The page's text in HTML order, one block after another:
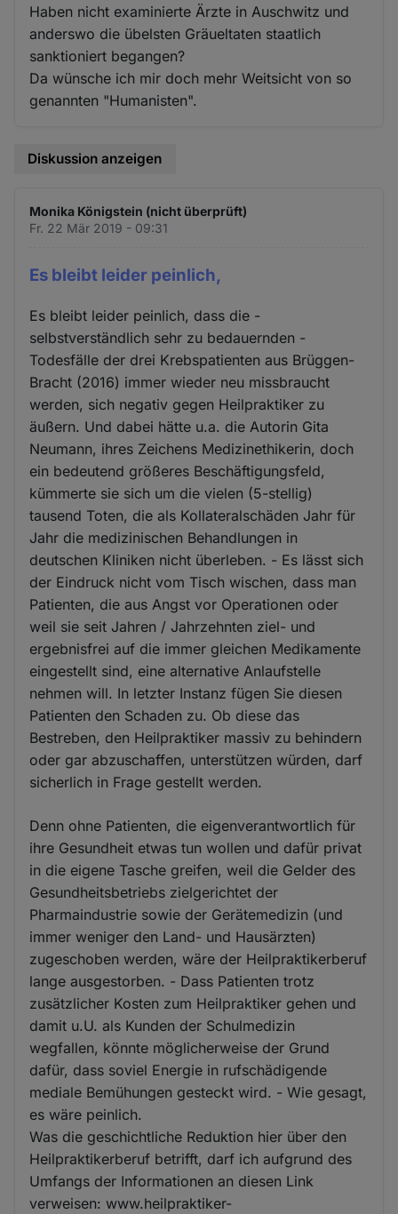
Haben nicht examinierte Ärzte in Auschwitz und
anderswo die übelsten Gräueltaten staatlich
sanktioniert begangen?
Da wünsche ich mir doch mehr Weitsicht von so
genannten "Humanisten".
Diskussion anzeigen
Monika Königstein (nicht überprüft)
Fr. 22 Mär 2019 - 09:31
Es bleibt leider peinlich,
Es bleibt leider peinlich, dass die -
selbstverständlich sehr zu bedauernden -
Todesfälle der drei Krebspatienten aus Brüggen-
Bracht (2016) immer wieder neu missbraucht
werden, sich negativ gegen Heilpraktiker zu
äußern. Und dabei hätte u.a. die Autorin Gita
Neumann, ihres Zeichens Medizinethikerin, doch
ein bedeutend größeres Beschäftigungsfeld,
kümmerte sie sich um die vielen (5-stellig)
tausend Toten, die als Kollateralschäden Jahr für
Jahr die medizinischen Behandlungen in
deutschen Kliniken nicht überleben. - Es lässt sich
der Eindruck nicht vom Tisch wischen, dass man
Patienten, die aus Angst vor Operationen oder
weil sie seit Jahren / Jahrzehnten ziel- und
ergebnisfrei auf die immer gleichen Medikamente
eingestellt sind, eine alternative Anlaufstelle
nehmen will. In letzter Instanz fügen Sie diesen
Patienten den Schaden zu. Ob diese das
Bestreben, den Heilpraktiker massiv zu behindern
oder gar abzuschaffen, unterstützen würden, darf
sicherlich in Frage gestellt werden.
Denn ohne Patienten, die eigenverantwortlich für
ihre Gesundheit etwas tun wollen und dafür privat
in die eigene Tasche greifen, weil die Gelder des
Gesundheitsbetriebs zielgerichtet der
Pharmaindustrie sowie der Gerätemedizin (und
immer weniger den Land- und Hausärzten)
zugeschoben werden, wäre der Heilpraktikerberuf
lange ausgestorben. - Dass Patienten trotz
zusätzlicher Kosten zum Heilpraktiker gehen und
damit u.U. als Kunden der Schulmedizin
wegfallen, könnte möglicherweise der Grund
dafür, dass soviel Energie in rufschädigende
mediale Bemühungen gesteckt wird. - Wie gesagt,
es wäre peinlich.
Was die geschichtliche Reduktion hier über den
Heilpraktikerberuf betrifft, darf ich aufgrund des
Umfangs der Informationen an diesen Link
verweisen: www.heilpraktiker-